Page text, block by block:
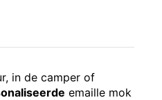
in de camper of
emaille mok